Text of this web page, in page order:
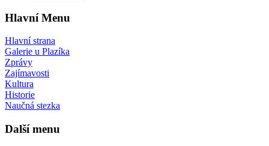
Hlavní Menu
Hlavní strana
Galerie u Plazíka
Zprávy
Zajímavosti
Kultura
Historie
Naučná stezka
Další menu